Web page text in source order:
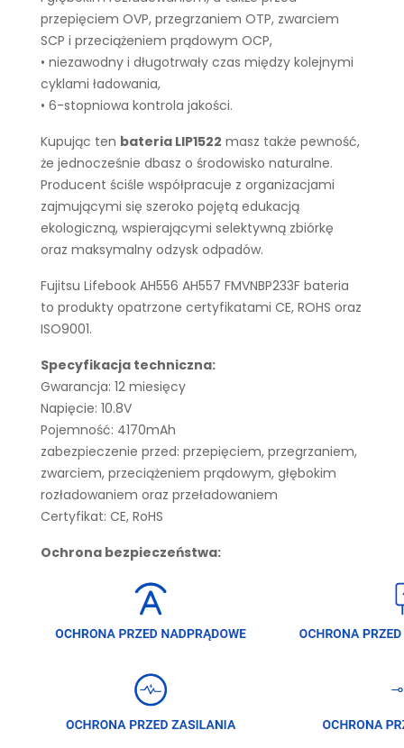
przepięciem OVP, przegrzaniem OTP, zwarciem
SCP i przeciążeniem prądowym OCP,
• niezawodny i długotrwały czas między kolejnymi
cyklami ładowania,
• 6-stopniowa kontrola jakości.
Kupując ten bateria LIP1522 masz także pewność,
że jednocześnie dbasz o środowisko naturalne.
Producent ściśle współpracuje z organizacjami
zajmującymi się szeroko pojętą edukacją
ekologiczną, wspierającymi selektywną zbiórkę
oraz maksymalny odzysk odpadów.
Fujitsu Lifebook AH556 AH557 FMVNBP233F bateria
to produkty opatrzone certyfikatami CE, ROHS oraz
ISO9001.
Specyfikacja techniczna:
Gwarancja: 12 miesięcy
Napięcie: 10.8V
Pojemność: 4170mAh
zabezpieczenie przed: przepięciem, przegrzaniem,
zwarciem, przeciążeniem prądowym, głębokim
rozładowaniem oraz przeładowaniem
Certyfikat: CE, RoHS
Ochrona bezpieczeństwa: